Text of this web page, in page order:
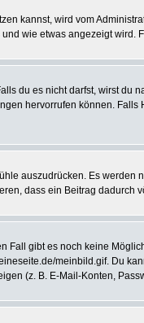
kannst, wird vom
wie etwas angezeigt
du es nicht darfst, wirst du
hervorrufen können.
auszudrücken. Es
dass ein Beitrag
Fall gibt es noch keine
meinbild.gif. Du
(z. B. E-Mail-Konten,